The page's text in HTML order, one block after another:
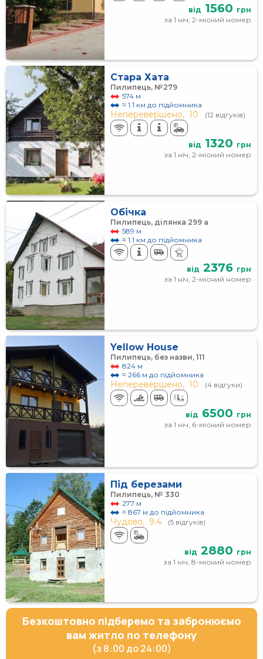
від 1560 грн
за 1 ніч, 2-місний номер
Стара Хата
Пилипець, №279
574 м
≈ 1.1 км до підйомника
Неперевершено, 10 (12 відгуків)
від 1320 грн
за 1 ніч, 2-місний номер
Обічка
Пилипець, ділянка 299 а
589 м
≈ 1.1 км до підйомника
від 2376 грн
за 1 ніч, 2-місний номер
Yellow House
Пилипець, без назви, 111
824 м
≈ 266 м до підйомника
Неперевершено, 10 (4 відгуки)
від 6500 грн
за 1 ніч, 6-місний номер
Під березами
Пилипець, № 330
277 м
≈ 867 м до підйомника
Чудово, 9.4 (5 відгуків)
від 2880 грн
за 1 ніч, 8-місний номер
Безкоштовно підберемо та забронюємо
вам житло по телефону
(з 8:00 до 24:00)